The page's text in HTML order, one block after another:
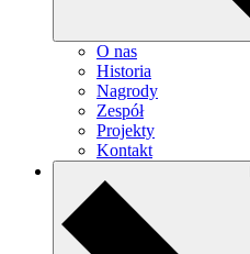
O nas
Historia
Nagrody
Zespół
Projekty
Kontakt